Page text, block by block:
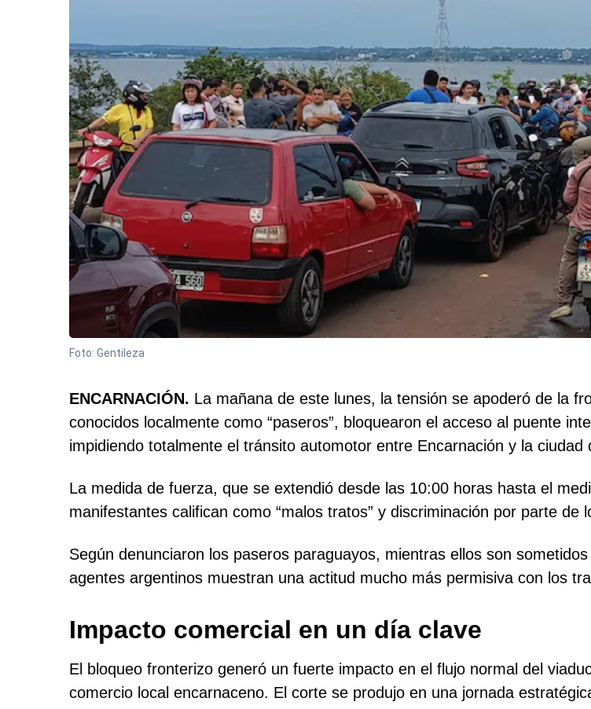
Foto: Gentileza
ENCARNACIÓN. La mañana de este lunes, la tensión se apoderó de la
conocidos localmente como “paseros”, bloquearon el acceso al puente
impidiendo totalmente el tránsito automotor entre Encarnación y la ciudad
La medida de fuerza, que se extendió desde las 10:00 horas hasta el
manifestantes califican como “malos tratos” y discriminación por parte de
Según denunciaron los paseros paraguayos, mientras ellos son
agentes argentinos muestran una actitud mucho más permisiva con los
Impacto comercial en un día clave
El bloqueo fronterizo generó un fuerte impacto en el flujo normal del
comercio local encarnaceno. El corte se produjo en una jornada